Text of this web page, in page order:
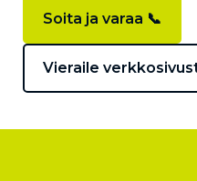
Soita ja varaa 📞
Vieraile